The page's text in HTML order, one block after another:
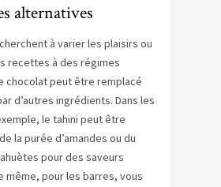
alternatives
à varier les plaisirs ou
recettes à des régimes
chocolat peut être remplacé
d’autres ingrédients. Dans les
le tahini peut être
la purée d’amandes ou du
pour des saveurs
même, pour les barres, vous